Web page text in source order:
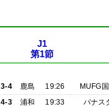
J1
第1節
3-4 鹿島 19:26
MUFG
4-3 浦和 19:33
パナス